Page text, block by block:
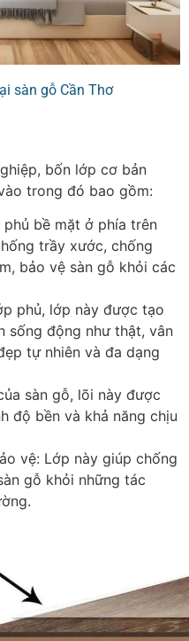
sàn gỗ Cần Thơ
bốn lớp cơ bản
trong đó bao gồm:
bề mặt ở phía trên
trầy xước, chống
bảo vệ sàn gỗ khỏi các
phủ, lớp này được tạo
sống động như thật, vân
tự nhiên và đa dạng
sàn gỗ, lõi này được
độ bền và khả năng chịu
vệ: Lớp này giúp chống
gỗ khỏi những tác